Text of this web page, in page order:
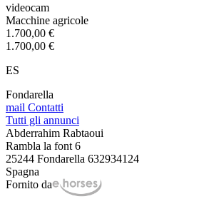
videocam
Macchine agricole
1.700,00 €
1.700,00 €
ES
Fondarella
mail Contatti
Tutti gli annunci
Abderrahim Rabtaoui
Rambla la font 6
25244 Fondarella 632934124
Spagna
Fornito da